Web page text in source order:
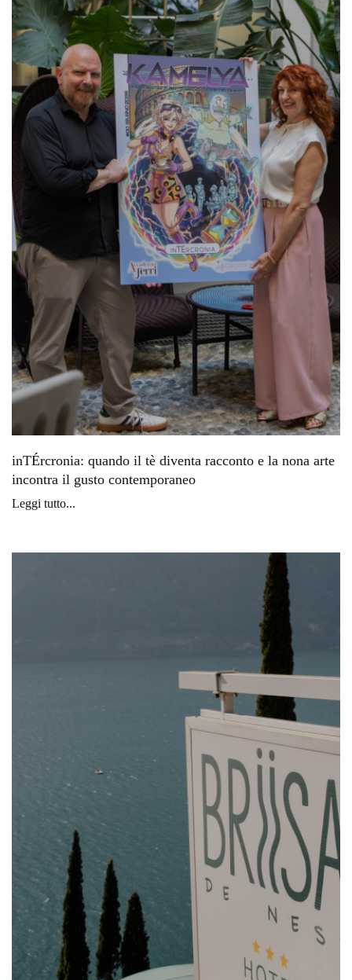
inTÉrcronia: quando il tè diventa racconto e la nona arte
incontra il gusto contemporaneo
Leggi tutto...